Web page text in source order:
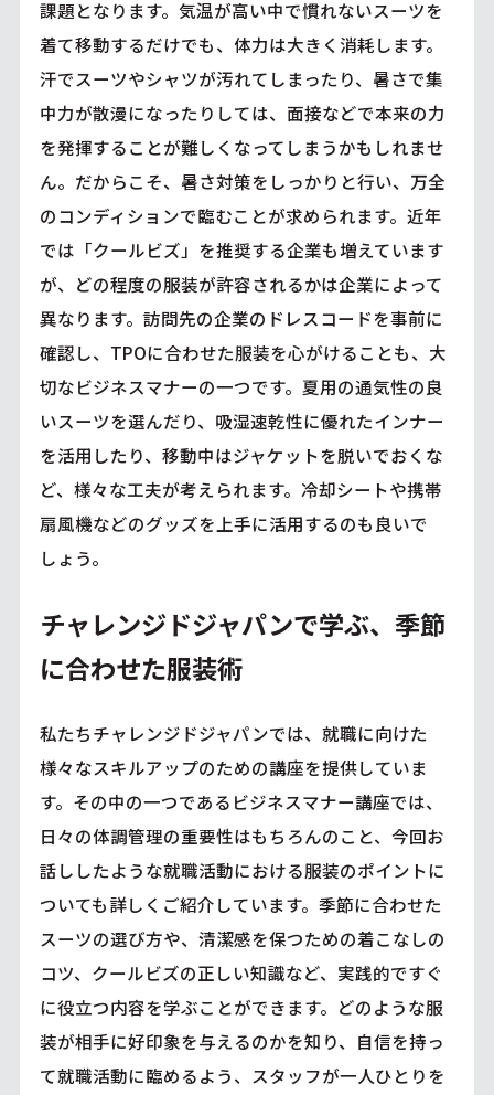
課題となります。気温が高い中で慣れないスーツを
着て移動するだけでも、体力は大きく消耗します。
汗でスーツやシャツが汚れてしまったり、暑さで集
中力が散漫になったりしては、面接などで本来の力
を発揮することが難しくなってしまうかもしれませ
ん。だからこそ、暑さ対策をしっかりと行い、万全
のコンディションで臨むことが求められます。近年
では「クールビズ」を推奨する企業も増えています
が、どの程度の服装が許容されるかは企業によって
異なります。訪問先の企業のドレスコードを事前に
確認し、TPOに合わせた服装を心がけることも、大
切なビジネスマナーの一つです。夏用の通気性の良
いスーツを選んだり、吸湿速乾性に優れたインナー
を活用したり、移動中はジャケットを脱いでおくな
ど、様々な工夫が考えられます。冷却シートや携帯
扇風機などのグッズを上手に活用するのも良いで
しょう。
チャレンジドジャパンで学ぶ、季節
に合わせた服装術
私たちチャレンジドジャパンでは、就職に向けた
様々なスキルアップのための講座を提供していま
す。その中の一つであるビジネスマナー講座では、
日々の体調管理の重要性はもちろんのこと、今回お
話ししたような就職活動における服装のポイントに
ついても詳しくご紹介しています。季節に合わせた
スーツの選び方や、清潔感を保つための着こなしの
コツ、クールビズの正しい知識など、実践的ですぐ
に役立つ内容を学ぶことができます。どのような服
装が相手に好印象を与えるのかを知り、自信を持っ
て就職活動に臨めるよう、スタッフが一人ひとりを